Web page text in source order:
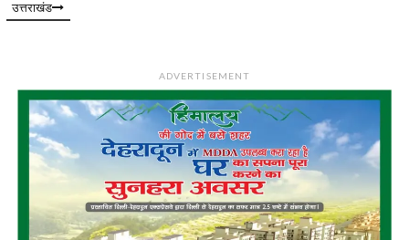
उत्तराखंड
ADVERTISEMENT